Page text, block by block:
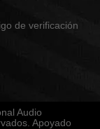
Audio
Apoyado